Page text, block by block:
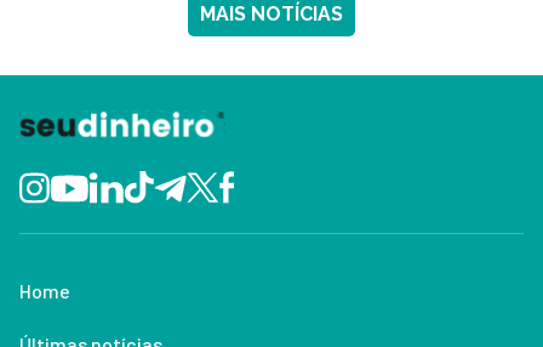
MAIS NOTÍCIAS
Home